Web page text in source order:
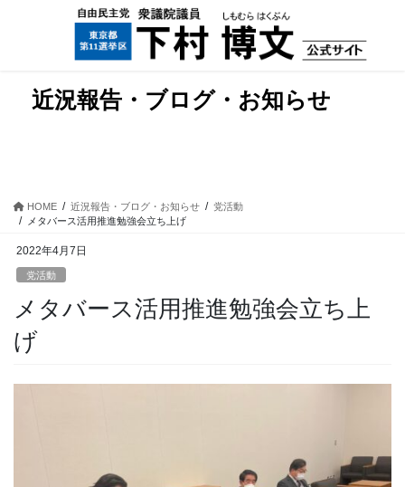
近況報告・ブログ・お知らせ
HOME 近況報告・ブログ・お知らせ
党活動
メタバース活用推進勉強会立ち上げ
2022年4月7日
党活動
メタバース活用推進勉強会立ち上
げ